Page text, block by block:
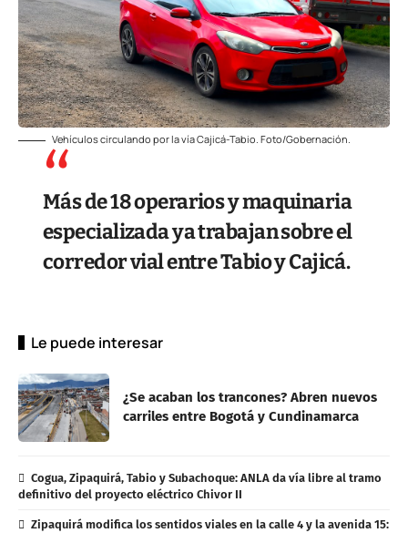
Vehículos circulando por la vía Cajicá-Tabio. Foto/Gobernación.
Más de 18 operarios y maquinaria
especializada ya trabajan sobre el
corredor vial entre Tabio y Cajicá.
Le puede interesar
¿Se acaban los trancones? Abren nuevos
carriles entre Bogotá y Cundinamarca
Cogua, Zipaquirá, Tabio y Subachoque: ANLA da vía libre al tramo
definitivo del proyecto eléctrico Chivor II
Zipaquirá modifica los sentidos viales en la calle 4 y la avenida 15: